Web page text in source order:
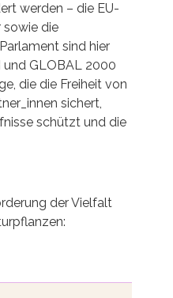
werden – die EU-
sowie die
sind hier
und GLOBAL 2000
die die Freiheit von
sichert,
schützt und die
der Vielfalt